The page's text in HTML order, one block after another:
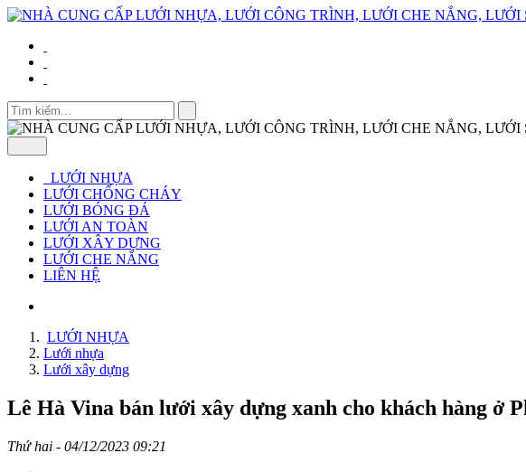
LƯỚI NHỰA
LƯỚI CHỐNG CHÁY
LƯỚI BÓNG ĐÁ
LƯỚI AN TOÀN
LƯỚI XÂY DỰNG
LƯỚI CHE NẮNG
LIÊN HỆ
LƯỚI NHỰA
Lưới nhựa
Lưới xây dựng
Lê Hà Vina bán lưới xây dựng xanh cho khách hàng ở
Thứ hai - 04/12/2023 09:21